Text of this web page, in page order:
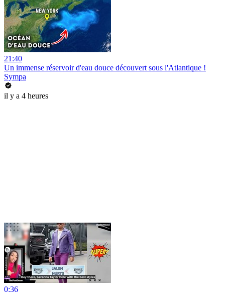
21:40
Un immense réservoir d'eau douce découvert sous l'Atlantique !
Sympa
il y a 4 heures
0:36